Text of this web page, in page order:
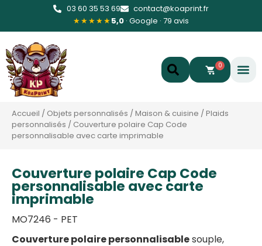
03 60 35 53 69
contact@koaprint.fr
★★★★★5,0 · Google · 79 avis
0
Accueil / Objets personnalisés /Maison & cuisine /Plaids
personnalisés / Couverture polaire Cap Code
personnalisable avec carte imprimable
Couverture polaire Cap Code
personnalisable avec carte
imprimable
MO7246 - PET
Couverture polaire personnalisablesouple,